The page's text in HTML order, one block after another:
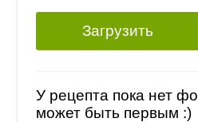
Загрузить
У рецепта пока нет
может быть первым :)